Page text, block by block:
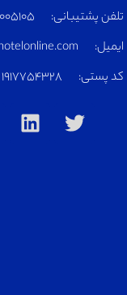
05191005105